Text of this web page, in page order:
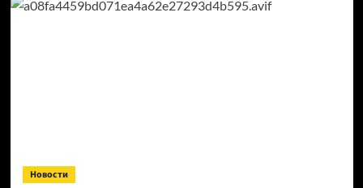
Новости